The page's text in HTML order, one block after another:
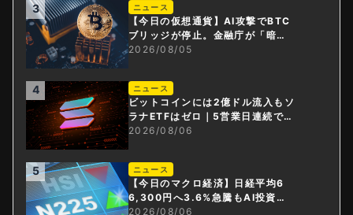
3 ニュース
【今日の仮想通貨】AI攻撃でBTC
ブリッジが停止。金融庁が「暗号
資産・ステーブルコイン課」新設
2026/08/05
4 ニュース
ビットコインには2億ドル流入もソ
ラナETFはゼロ｜5営業日連続で停
止
2026/08/06
5 ニュース
【今日のマクロ経済】日経平均6
6,300円へ3.6%急騰もAI投資回
収懸念が再燃
2026/08/06